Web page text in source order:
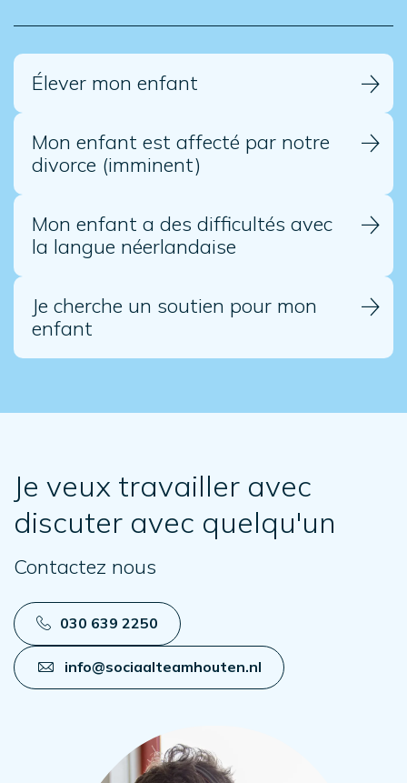
Élever mon enfant
Mon enfant est affecté par notre
divorce (imminent)
Mon enfant a des difficultés avec
la langue néerlandaise
Je cherche un soutien pour mon
enfant
Je veux travailler avec
discuter avec quelqu'un
Contactez nous
030 639 2250
info@sociaalteamhouten.nl